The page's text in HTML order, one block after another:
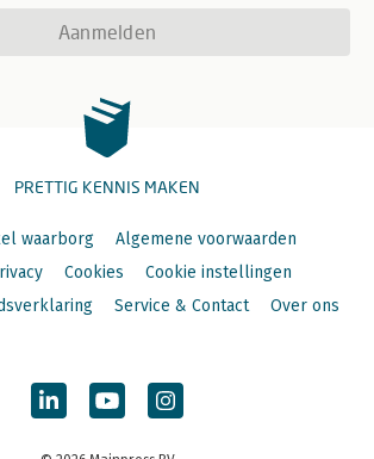
Aanmelden
PRETTIG KENNIS MAKEN
waarborg
Algemene voorwaarden
Cookies
Cookie instellingen
Service & Contact Over ons